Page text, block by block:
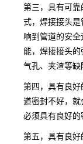
第三，具有可
式，焊接接头
响到管道的安
能，焊接接头的
气孔、夹渣等缺
第四，具有良
道密封不好，
必须具有良好的
第五，具有良